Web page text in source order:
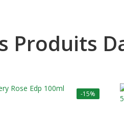
Produits
-15%